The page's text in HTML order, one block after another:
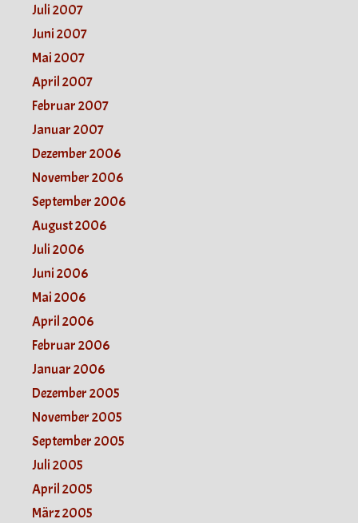
Juli 2007
Juni 2007
Mai 2007
April 2007
Februar 2007
Januar 2007
Dezember 2006
November 2006
September 2006
August 2006
Juli 2006
Juni 2006
Mai 2006
April 2006
Februar 2006
Januar 2006
Dezember 2005
November 2005
September 2005
Juli 2005
April 2005
März 2005